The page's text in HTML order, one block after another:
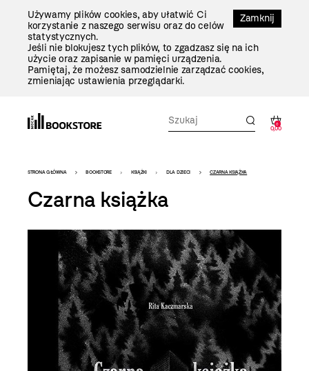
Zamknij
Używamy plików cookies, aby ułatwić Ci
korzystanie z naszego serwisu oraz do celów
statystycznych.
Jeśli nie blokujesz tych plików, to zgadzasz się na ich
użycie oraz zapisanie w pamięci urządzenia.
Pamiętaj, że możesz samodzielnie zarządzać cookies,
zmieniając ustawienia przeglądarki.
0
0,00
Bookstore
-
szablon
szczegóły
STRONA GŁÓWNA BOOKSTORE KSIĄŻKI DLA DZIECI CZARNA KSIĄŻKA
Czarna książka